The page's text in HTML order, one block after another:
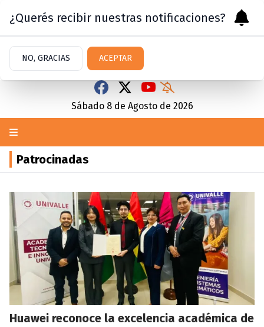
Sábado 8 de Agosto de 2026
Patrocinadas
Huawei reconoce la excelencia académica de
¿Querés recibir nuestras notificaciones?
NO, GRACIAS ACEPTAR